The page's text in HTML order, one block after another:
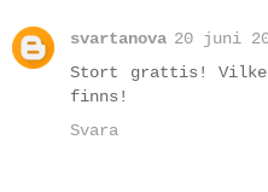
svartanova 20 juni
Stort grattis!
finns!
Svara